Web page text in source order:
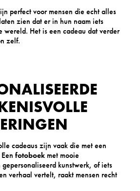
perfect voor mensen die echt alles
zien dat er in hun naam iets
wereld. Het is een cadeau dat verder
zelf.
cadeaus zijn vaak die met een
fotoboek met mooie
kunstwerk, of iets
verhaal vertelt, raakt mensen recht